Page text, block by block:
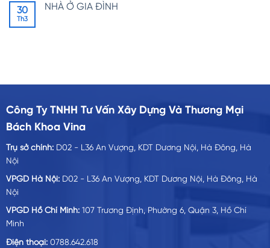
30
Th3
NHÀ Ở GIA ĐÌNH
Công Ty TNHH Tư Vấn Xây Dựng Và Thương Mại
Bách Khoa Vina
Trụ sở chính: D02 - L36 An Vượng, KDT Dương Nội, Hà Đông, Hà
Nội
VPGD Hà Nội: D02 - L36 An Vượng, KDT Dương Nội, Hà Đông, Hà
Nội
VPGD Hồ Chí Minh:107 Trương Định, Phường 6, Quận 3, Hồ Chí
Minh
Điện thoại:0788.642.618